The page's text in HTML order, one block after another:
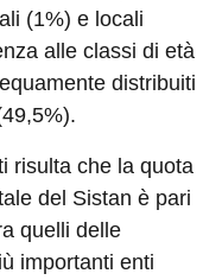
(1%) e locali
alle classi di età
distribuiti
risulta che la quota
del Sistan è pari
quelli delle
importanti enti